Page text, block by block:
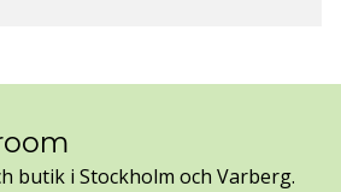
butik i Stockholm och Varberg.